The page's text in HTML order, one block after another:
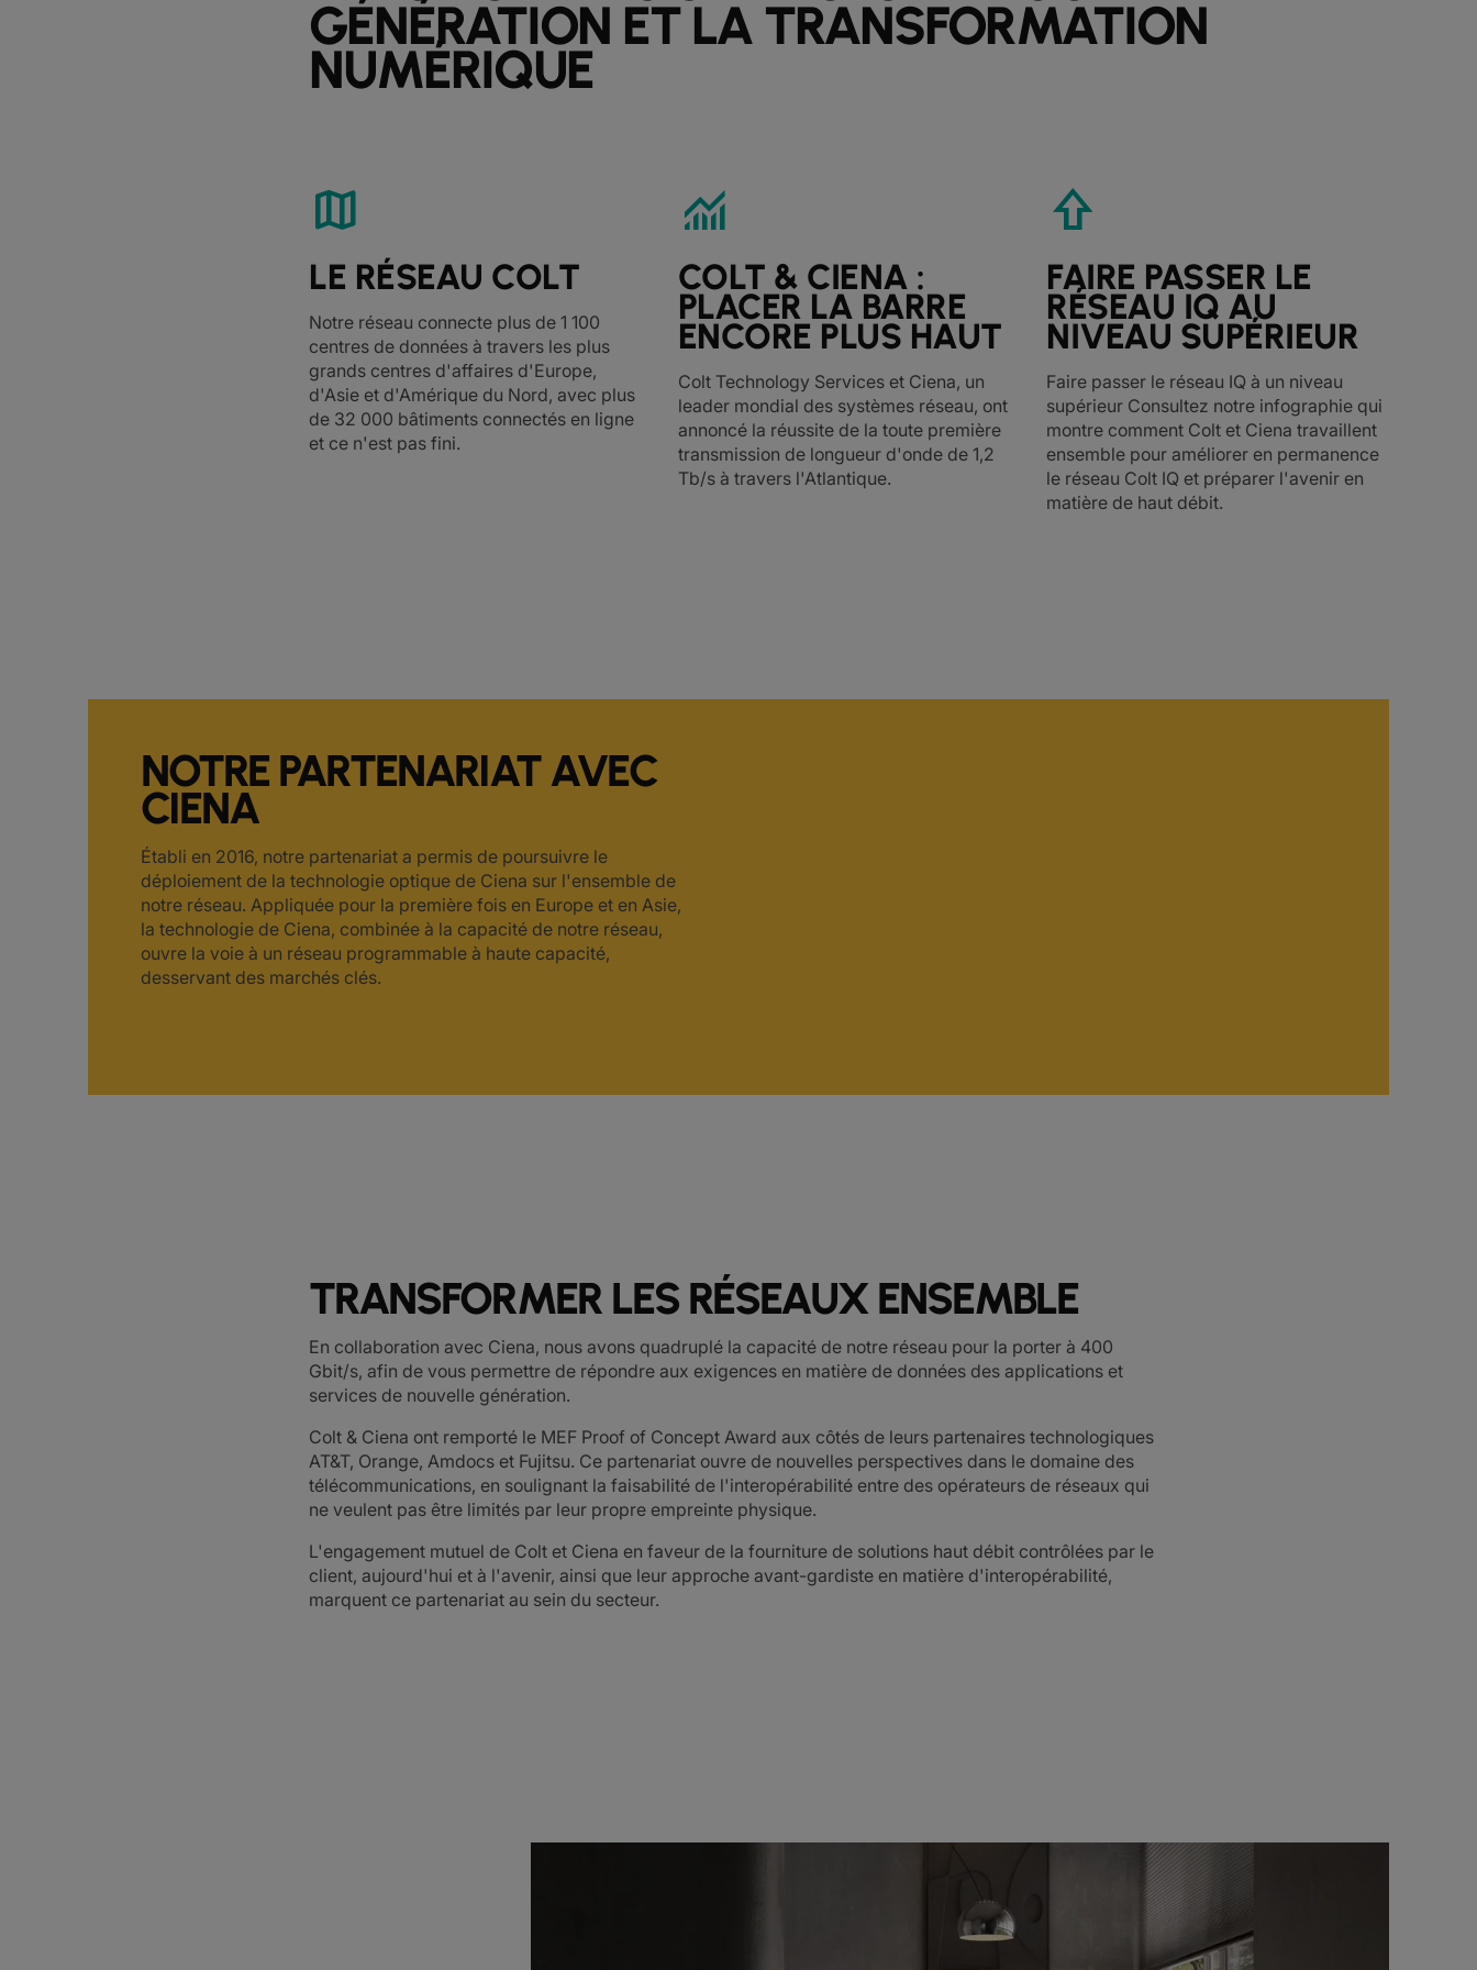
GÉNÉRATION ET LA TRANSFORMATION
NUMÉRIQUE
map
LE RÉSEAU COLT
Notre réseau connecte plus de 1 100
centres de données à travers les plus
grands centres d'affaires d'Europe,
d'Asie et d'Amérique du Nord, avec plus
de 32 000 bâtiments connectés en ligne
et ce n'est pas fini.
monitoring
COLT & CIENA :
PLACER LA BARRE
ENCORE PLUS HAUT
Colt Technology Services et Ciena, un
leader mondial des systèmes réseau, ont
annoncé la réussite de la toute première
transmission de longueur d'onde de 1,2
Tb/s à travers l'Atlantique.
shift
FAIRE PASSER LE
RÉSEAU IQ AU
NIVEAU SUPÉRIEUR
Faire passer le réseau IQ à un niveau
supérieur Consultez notre infographie qui
montre comment Colt et Ciena travaillent
ensemble pour améliorer en permanence
le réseau Colt IQ et préparer l'avenir en
matière de haut débit.
NOTRE PARTENARIAT AVEC
CIENA
Établi en 2016, notre partenariat a permis de poursuivre le
déploiement de la technologie optique de Ciena sur l'ensemble de
notre réseau. Appliquée pour la première fois en Europe et en Asie,
la technologie de Ciena, combinée à la capacité de notre réseau,
ouvre la voie à un réseau programmable à haute capacité,
desservant des marchés clés.
TRANSFORMER LES RÉSEAUX ENSEMBLE
En collaboration avec Ciena, nous avons quadruplé la capacité de notre réseau pour la porter à 400
Gbit/s, afin de vous permettre de répondre aux exigences en matière de données des applications et
services de nouvelle génération.
Colt & Ciena ont remporté le MEF Proof of Concept Award aux côtés de leurs partenaires technologiques
AT&T, Orange, Amdocs et Fujitsu. Ce partenariat ouvre de nouvelles perspectives dans le domaine des
télécommunications, en soulignant la faisabilité de l'interopérabilité entre des opérateurs de réseaux qui
ne veulent pas être limités par leur propre empreinte physique.
L'engagement mutuel de Colt et Ciena en faveur de la fourniture de solutions haut débit contrôlées par le
client, aujourd'hui et à l'avenir, ainsi que leur approche avant-gardiste en matière d'interopérabilité,
marquent ce partenariat au sein du secteur.